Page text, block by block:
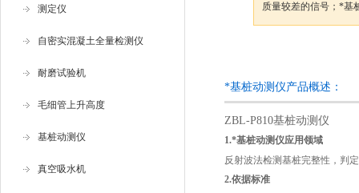
测定仪
自密实混凝土全量检测仪
耐磨试验机
毛细管上升高度
基桩动测仪
真空吸水机
质量较差的信号；*基
*基桩动测仪产品概述：
ZBL-P810基桩动测仪
1.*基桩动测仪应用领域
反射波法检测基桩完整性，判
2.依据标准